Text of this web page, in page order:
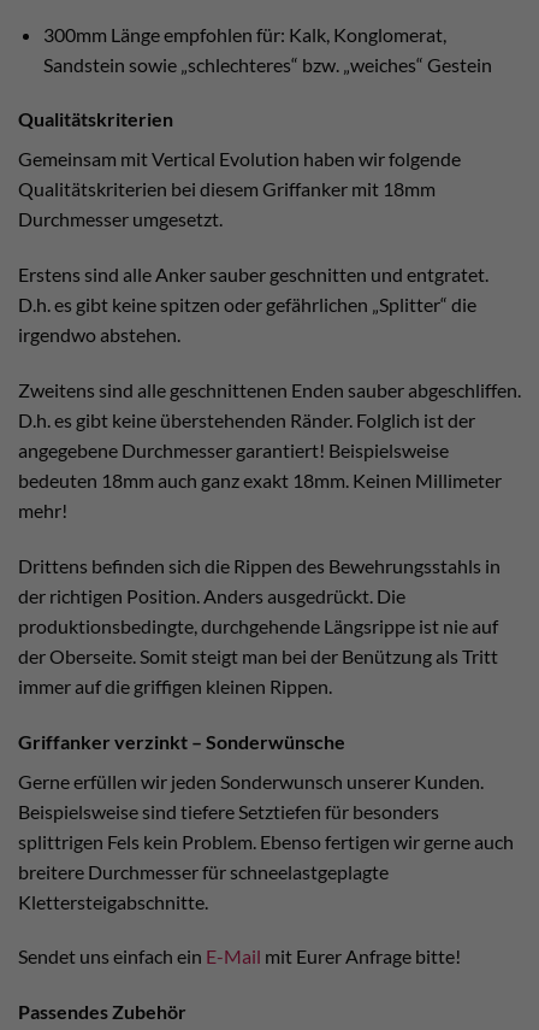
300mm Länge empfohlen für: Kalk, Konglomerat,
Sandstein sowie „schlechteres“ bzw. „weiches“ Gestein
Qualitätskriterien
Gemeinsam mit Vertical Evolution haben wir folgende
Qualitätskriterien bei diesem Griffanker mit 18mm
Durchmesser umgesetzt.
Erstens sind alle Anker sauber geschnitten und entgratet.
D.h. es gibt keine spitzen oder gefährlichen „Splitter“ die
irgendwo abstehen.
Zweitens sind alle geschnittenen Enden sauber abgeschliffen.
D.h. es gibt keine überstehenden Ränder. Folglich ist der
angegebene Durchmesser garantiert! Beispielsweise
bedeuten 18mm auch ganz exakt 18mm. Keinen Millimeter
mehr!
Drittens befinden sich die Rippen des Bewehrungsstahls in
der richtigen Position. Anders ausgedrückt. Die
produktionsbedingte, durchgehende Längsrippe ist nie auf
der Oberseite. Somit steigt man bei der Benützung als Tritt
immer auf die griffigen kleinen Rippen.
Griffanker verzinkt – Sonderwünsche
Gerne erfüllen wir jeden Sonderwunsch unserer Kunden.
Beispielsweise sind tiefere Setztiefen für besonders
splittrigen Fels kein Problem. Ebenso fertigen wir gerne auch
breitere Durchmesser für schneelastgeplagte
Klettersteigabschnitte.
Sendet uns einfach ein E-Mail mit Eurer Anfrage bitte!
Passendes Zubehör